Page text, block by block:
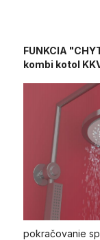
FUNKCIA
kombi kotol
pokračovanie